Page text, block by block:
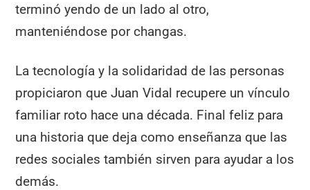
terminó yendo de un lado al otro,
manteniéndose por changas.
La tecnología y la solidaridad de las personas
propiciaron que Juan Vidal recupere un vínculo
familiar roto hace una década. Final feliz para
una historia que deja como enseñanza que las
redes sociales también sirven para ayudar a los
demás.